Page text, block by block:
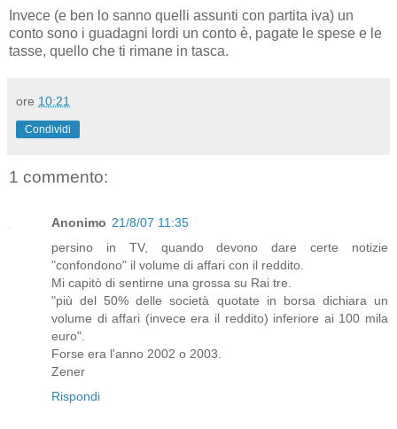
Invece (e ben lo sanno quelli assunti con partita iva) un
conto sono i guadagni lordi un conto è, pagate le spese e le
tasse, quello che ti rimane in tasca.
ore 10:21
Condividi
1 commento:
Anonimo 21/8/07 11:35
persino in TV, quando devono dare certe notizie
"confondono" il volume di affari con il reddito.
Mi capitò di sentirne una grossa su Rai tre.
"più del 50% delle società quotate in borsa dichiara un
volume di affari (invece era il reddito) inferiore ai 100 mila
euro".
Forse era l'anno 2002 o 2003.
Zener
Rispondi